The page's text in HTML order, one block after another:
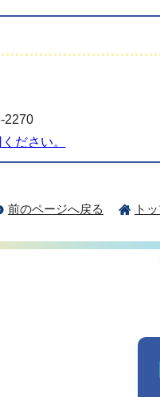
2270
ださい。
前のページへ戻る ト